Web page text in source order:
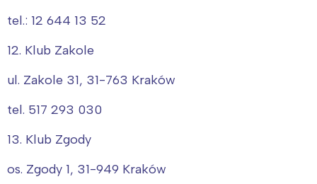
tel.: 12 644 13 52
12. Klub Zakole
ul. Zakole 31, 31-763 Kraków
tel. 517 293 030
13. Klub Zgody
os. Zgody 1, 31-949 Kraków